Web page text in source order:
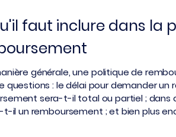
faut inclure dans la
générale, une politique de
questions : le délai pour demander un
sera-t-il total ou partiel ; dans
il un remboursement ; et bien plus